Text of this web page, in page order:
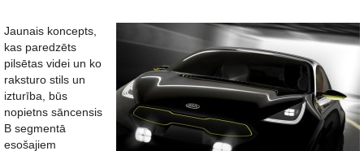
Jaunais koncepts,
kas paredzēts
pilsētas videi un ko
raksturo stils un
izturība, būs
nopietns sāncensis
B segmentā
esošajiem